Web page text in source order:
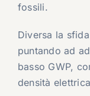
fossili.
Diversa la
puntando ad
basso GWP,
densità